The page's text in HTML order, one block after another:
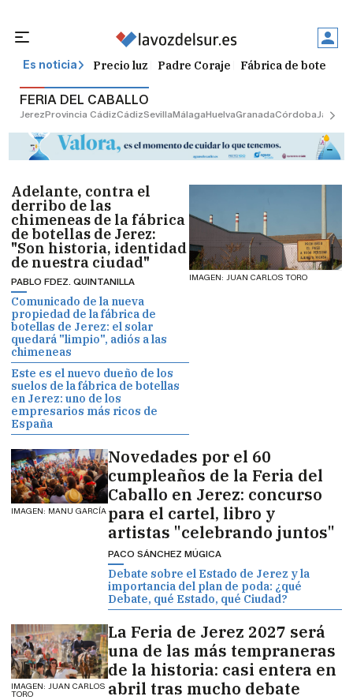
Es noticia Precio luz Padre Coraje Fábrica de botellas
FERIA DEL CABALLO
JerezProvincia CádizCádizSevillaMálagaHuelvaGranadaCórdobaJaén
IMAGEN: JUAN CARLOS TORO
Adelante, contra el
derribo de las
chimeneas de la fábrica
de botellas de Jerez:
"Son historia, identidad
de nuestra ciudad"
PABLO FDEZ. QUINTANILLA
Comunicado de la nueva
propiedad de la fábrica de
botellas de Jerez: el solar
quedará "limpio", adiós a las
chimeneas
Este es el nuevo dueño de los
suelos de la fábrica de botellas
en Jerez: uno de los
empresarios más ricos de
España
IMAGEN: MANU GARCÍA
Novedades por el 60
cumpleaños de la Feria del
Caballo en Jerez: concurso
para el cartel, libro y
artistas "celebrando juntos"
PACO SÁNCHEZ MÚGICA
Debate sobre el Estado de Jerez y la
importancia del plan de poda: ¿qué
Debate, qué Estado, qué Ciudad?
IMAGEN: JUAN CARLOS
TORO
La Feria de Jerez 2027 será
una de las más tempraneras
de la historia: casi entera en
abril tras mucho debate